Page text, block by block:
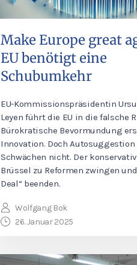
Make Europe great
EU benötigt eine
Schubumkehr
EU-Kommissionspräsidentin
Leyen führt die EU in die falsche
Bürokratische Bevormundung
Innovation. Doch
Schwächen nicht. Der
Brüssel zu Reformen zwingen
Deal“ beenden.
Wolfgang Bok
26. Januar 2025